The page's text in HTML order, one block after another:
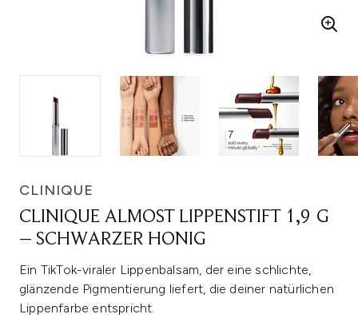
CLINIQUE
CLINIQUE ALMOST LIPPENSTIFT 1,9 G
– SCHWARZER HONIG
Ein TikTok-viraler Lippenbalsam, der eine schlichte,
glänzende Pigmentierung liefert, die deiner natürlichen
Lippenfarbe entspricht.